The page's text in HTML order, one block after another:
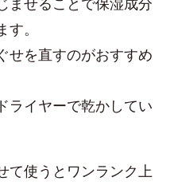
。
せを直すのがおすすめ
ライヤーで乾かしてい
て使うとワンランク上